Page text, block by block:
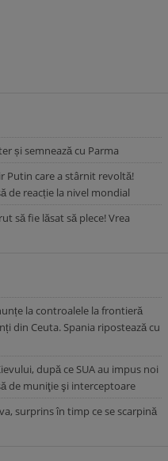
și semnează cu Parma
Putin care a stârnit revoltă!
de reacție la nivel mondial
să fie lăsat să plece! Vrea
la controalele la frontieră
din Ceuta. Spania ripostează cu
după ce SUA au impus noi
de muniţie şi interceptoare
surprins în timp ce se scarpină